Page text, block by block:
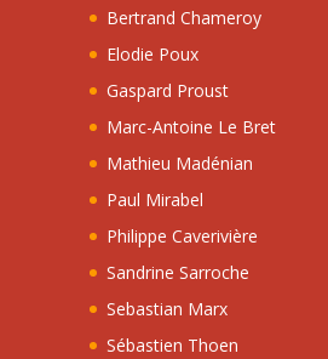
Bertrand Chameroy
Elodie Poux
Gaspard Proust
Marc-Antoine Le Bret
Mathieu Madénian
Paul Mirabel
Philippe Caverivière
Sandrine Sarroche
Sebastian Marx
Sébastien Thoen